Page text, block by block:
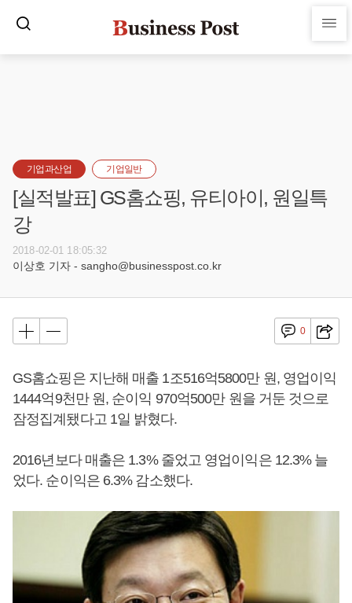
기업과산업 기업일반
[실적발표] GS홈쇼핑, 유티아이, 원일특
강
2018-02-01 18:05:32
이상호 기자 - sangho@businesspost.co.kr
0
GS홈쇼핑은 지난해 매출 1조516억5800만 원, 영업이익
1444억9천만 원, 순이익 970억500만 원을 거둔 것으로
잠정집계됐다고 1일 밝혔다.
2016년보다 매출은 1.3% 줄었고 영업이익은 12.3% 늘
었다. 순이익은 6.3% 감소했다.